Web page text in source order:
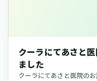
クーラにてあさと
ました
クーラにてあさと医院の